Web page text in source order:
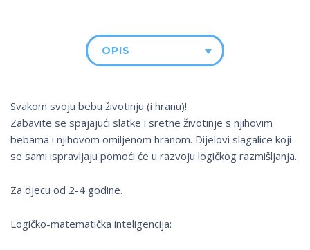
OPIS
Svakom svoju bebu životinju (i hranu)!
Zabavite se spajajući slatke i sretne životinje s njihovim
bebama i njihovom omiljenom hranom. Dijelovi slagalice koji
se sami ispravljaju pomoći će u razvoju logičkog razmišljanja.
Za djecu od 2-4 godine.
Logičko-matematička inteligencija: